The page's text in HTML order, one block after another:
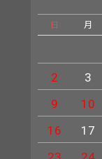
日 月
2
3
9
10
16
17